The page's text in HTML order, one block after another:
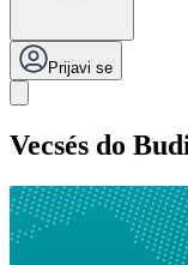
Prijavi se
Vecsés do